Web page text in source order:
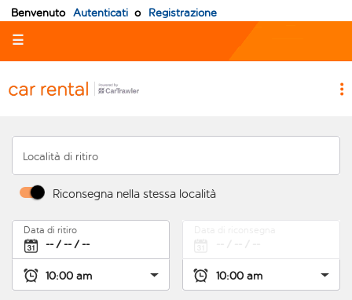
Benvenuto Autenticati o Registrazione
☰
Località di ritiro
Riconsegna nella stessa località
Data di ritiro